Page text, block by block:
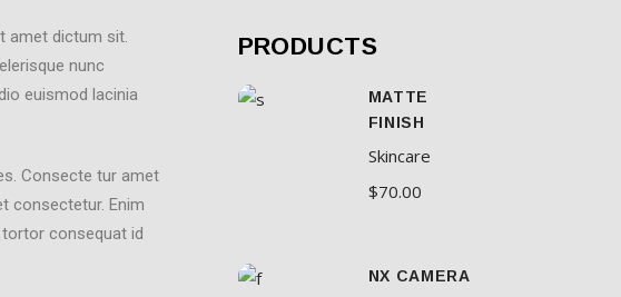
amet dictum sit.
nunc
euismod lacinia
Consecte tur amet
consectetur. Enim
consequat id
PRODUCTS
MATTE
FINISH
Skincare
$70.00
NX CAMERA